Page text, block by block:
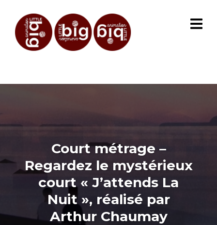
Court métrage –
Regardez le mystérieux
court « J’attends La
Nuit », réalisé par
Arthur Chaumay